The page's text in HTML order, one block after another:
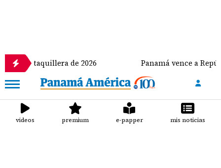
más taquillera de 2026 Panamá vence a
videos premium e-papper mis noticias